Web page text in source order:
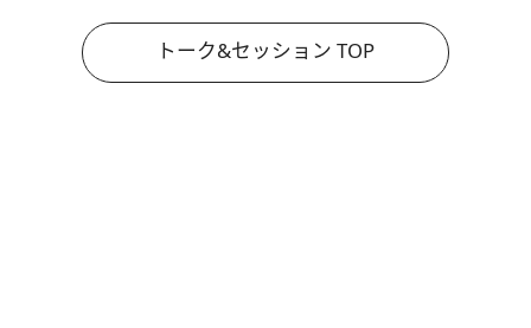
トーク&セッション TOP